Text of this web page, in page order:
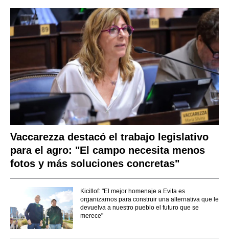
Vaccarezza destacó el trabajo legislativo
para el agro: "El campo necesita menos
fotos y más soluciones concretas"
Kicillof: "El mejor homenaje a Evita es
organizarnos para construir una alternativa que le
devuelva a nuestro pueblo el futuro que se
merece"